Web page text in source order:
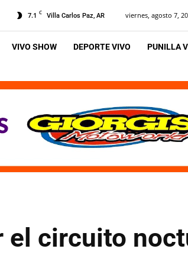
7.1 C Villa Carlos Paz, AR viernes, agosto 7,
VIVO SHOW DEPORTE VIVO PUNILLA
el circuito